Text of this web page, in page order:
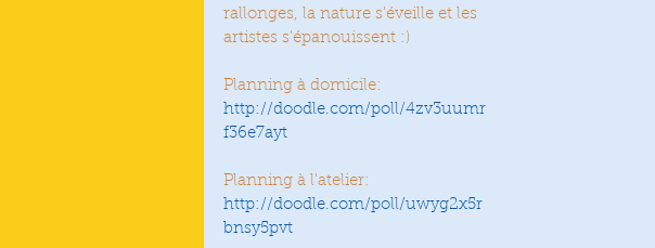
rallonges, la nature s'éveille et les
artistes s'épanouissent :)
Planning à domicile:
http://doodle.com/poll/4zv3uumr
f36e7ayt
Planning à l'atelier:
http://doodle.com/poll/uwyg2x5r
bnsy5pvt